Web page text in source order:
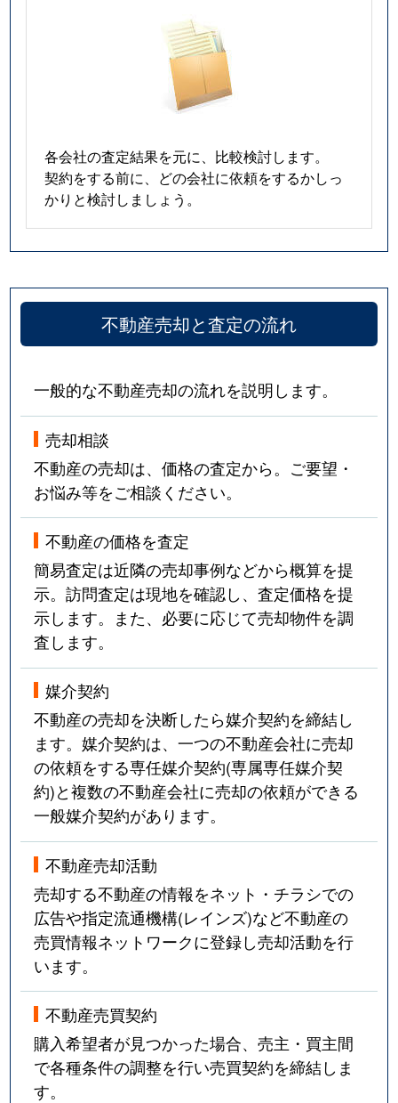
各会社の査定結果を元に、比較検討します。
契約をする前に、どの会社に依頼をするかしっ
かりと検討しましょう。
不動産売却と査定の流れ
一般的な不動産売却の流れを説明します。
売却相談
不動産の売却は、価格の査定から。ご要望・
お悩み等をご相談ください。
不動産の価格を査定
簡易査定は近隣の売却事例などから概算を提
示。訪問査定は現地を確認し、査定価格を提
示します。また、必要に応じて売却物件を調
査します。
媒介契約
不動産の売却を決断したら媒介契約を締結し
ます。媒介契約は、一つの不動産会社に売却
の依頼をする専任媒介契約(専属専任媒介契
約)と複数の不動産会社に売却の依頼ができる
一般媒介契約があります。
不動産売却活動
売却する不動産の情報をネット・チラシでの
広告や指定流通機構(レインズ)など不動産の
売買情報ネットワークに登録し売却活動を行
います。
不動産売買契約
購入希望者が見つかった場合、売主・買主間
で各種条件の調整を行い売買契約を締結しま
す。